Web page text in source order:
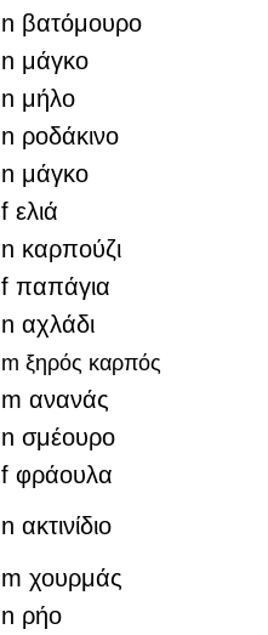
n βατόμουρο
n μάγκο
n μήλο
n ροδάκινο
n μάγκο
f ελιά
n καρπούζι
f παπάγια
n αχλάδι
m ξηρός καρπός
m ανανάς
n σμέουρο
f φράουλα
n ακτινίδιο
m χουρμάς
n ρήο